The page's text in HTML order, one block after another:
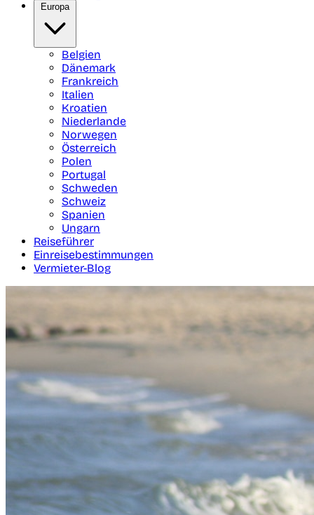
Europa
Belgien
Dänemark
Frankreich
Italien
Kroatien
Niederlande
Norwegen
Österreich
Polen
Portugal
Schweden
Schweiz
Spanien
Ungarn
Reiseführer
Einreisebestimmungen
Vermieter-Blog